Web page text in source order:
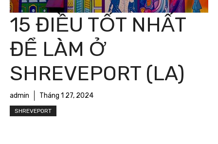
15 ĐIỀU TỐT NHẤT
ĐỂ LÀM Ở
SHREVEPORT (LA)
admin Tháng 1 27, 2024
SHREVEPORT